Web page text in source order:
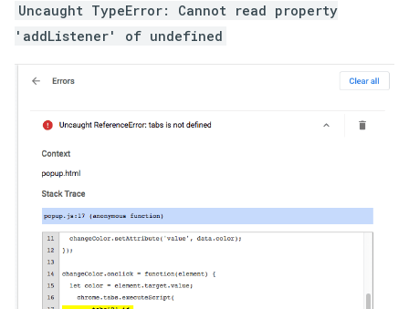
Uncaught TypeError: Cannot read property
'addListener' of undefined